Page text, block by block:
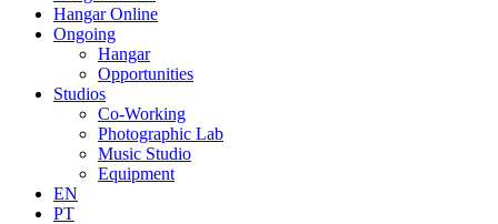
Hangar Online
Ongoing
Hangar
Opportunities
Studios
Co-Working
Photographic Lab
Music Studio
Equipment
EN
PT